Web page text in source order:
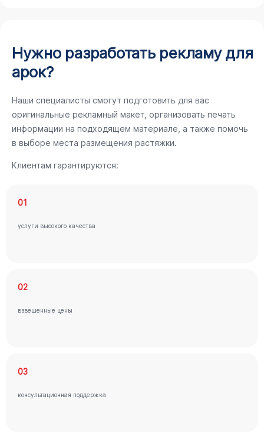
Нужно разработать рекламу для
арок?
Наши специалисты смогут подготовить для вас
оригинальные рекламный макет, организовать печать
информации на подходящем материале, а также помочь
в выборе места размещения растяжки.
Клиентам гарантируются:
01
услуги высокого качества
02
взвешенные цены
03
консультационная поддержка